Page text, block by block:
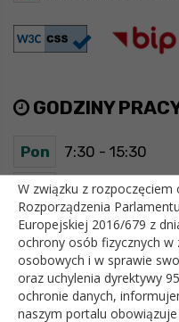
GODZINY
Pon 7:30 - 15:30
Wt 7:30 - 15:30
Śr 7:30 - 15:30
Czw 7:30 - 15:30
Pt 7:30 - 15:30
W związku z
Rozporządzenia
Europejskiej 2016/679 z
ochrony osób fizycznych w
osobowych i w sprawie
oraz uchylenia dyrektywy
ochronie danych,
naszym portalu